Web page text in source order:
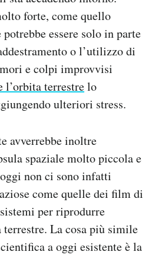
forte, come quello
essere solo in parte
o l’utilizzo di
e colpi improvvisi
l’orbita terrestrelo
ulteriori stress.
avverrebbe inoltre
spaziale molto piccola e
non ci sono infatti
come quelle dei film di
per riprodurre
La cosa più simile
a oggi esistente è la